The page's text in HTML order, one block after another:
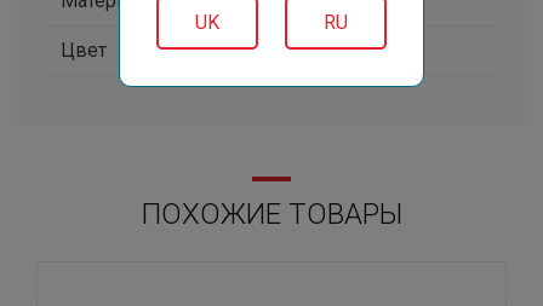
UK RU
Цвет сталь
ПОХОЖИЕ ТОВАРЫ